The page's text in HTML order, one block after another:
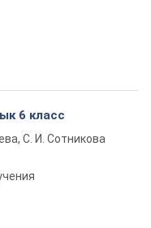
6 класс
С. И. Сотникова